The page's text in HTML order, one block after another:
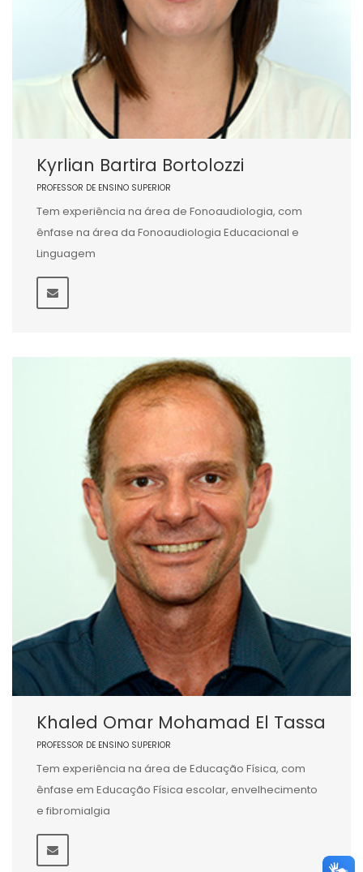
Kyrlian Bartira Bortolozzi
PROFESSOR DE ENSINO SUPERIOR
Tem experiência na área de Fonoaudiologia, com
ênfase na área da Fonoaudiologia Educacional e
Linguagem
Khaled Omar Mohamad El Tassa
PROFESSOR DE ENSINO SUPERIOR
Tem experiência na área de Educação Física, com
ênfase em Educação Física escolar, envelhecimento
e fibromialgia